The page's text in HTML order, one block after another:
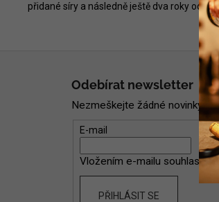
přidané síry a následně ještě dva roky
Odebírat newsletter
Nezmeškejte žádné novinky či
E-mail
Vložením e-mailu souhlasíte s
PŘIHLÁSIT SE